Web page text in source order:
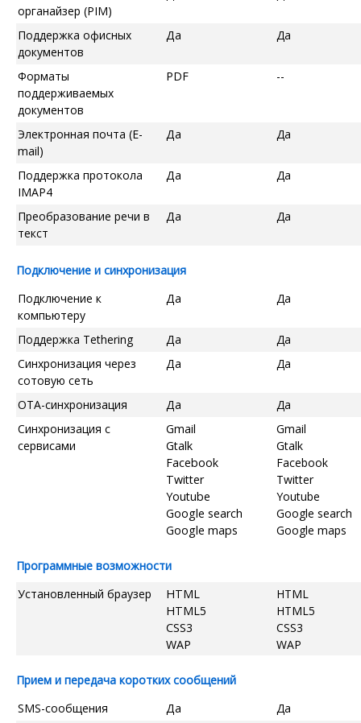
органайзер (PIM)
Поддержка офисных
документов
Да Да
Форматы
поддерживаемых
документов
PDF --
Электронная почта (E-
mail)
Да Да
Поддержка протокола
IMAP4
Да Да
Преобразование речи в
текст
Да Да
Подключение и синхронизация
Подключение к
компьютеру
Да Да
Поддержка Tethering Да
Да
Синхронизация через
сотовую сеть
Да Да
OTA-синхронизация Да
Да
Синхронизация с
сервисами
Gmail
Gtalk
Facebook
Twitter
Youtube
Google search
Google maps
Gmail
Gtalk
Facebook
Twitter
Youtube
Google search
Google maps
Программные возможности
Установленный браузер
HTML
HTML5
CSS3
WAP
HTML
HTML5
CSS3
WAP
Прием и передача коротких сообщений
SMS-сообщения
Да
Да